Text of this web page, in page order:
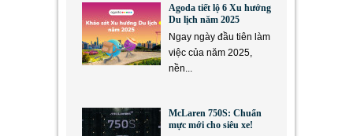
Agoda tiết lộ 6 Xu hướng
Du lịch năm 2025
Ngay ngày đầu tiên làm
việc của năm 2025,
nền...
McLaren 750S: Chuẩn
mực mới cho siêu xe!